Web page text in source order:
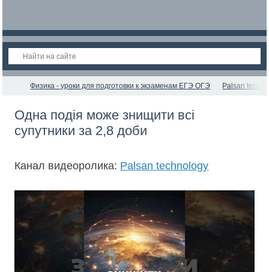
Физика - уроки для подготовки к экзаменам ЕГЭ ОГЭ Palsan
Одна подія може знищити всі
супутники за 2,8 доби
Канал видеоролика: Palsan technology